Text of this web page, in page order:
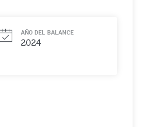
AÑO DEL BALANCE
2024